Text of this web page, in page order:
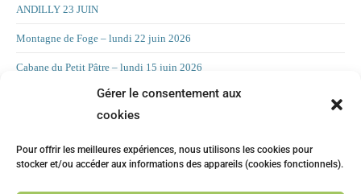
Gérer le consentement aux
cookies
Pour offrir les meilleures expériences, nous utilisons les cookies pour
stocker et/ou accéder aux informations des appareils (cookies fonctionnels).
ANDILLY 23 JUIN
Montagne de Foge – lundi 22 juin 2026
Cabane du Petit Pâtre – lundi 15 juin 2026
La Croix d’Allant – lundi 8 juin 2026
LA CHAMBOTTE